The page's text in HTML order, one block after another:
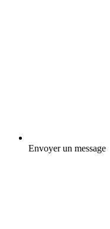
Envoyer un message